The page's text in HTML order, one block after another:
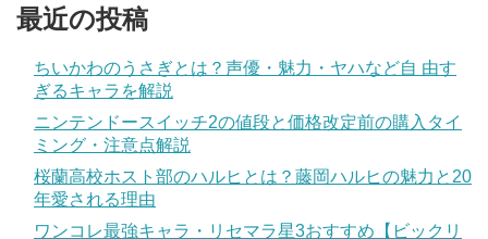
最近の投稿
ちいかわのうさぎとは？声優・魅力・ヤハなど自 由す
ぎるキャラを解説
ニンテンドースイッチ2の値段と価格改定前の購入タイ
ミング・注意点解説
桜蘭高校ホスト部のハルヒとは？藤岡ハルヒの魅力と20
年愛される理由
ワンコレ最強キャラ・リセマラ星3おすすめ【ビックリ